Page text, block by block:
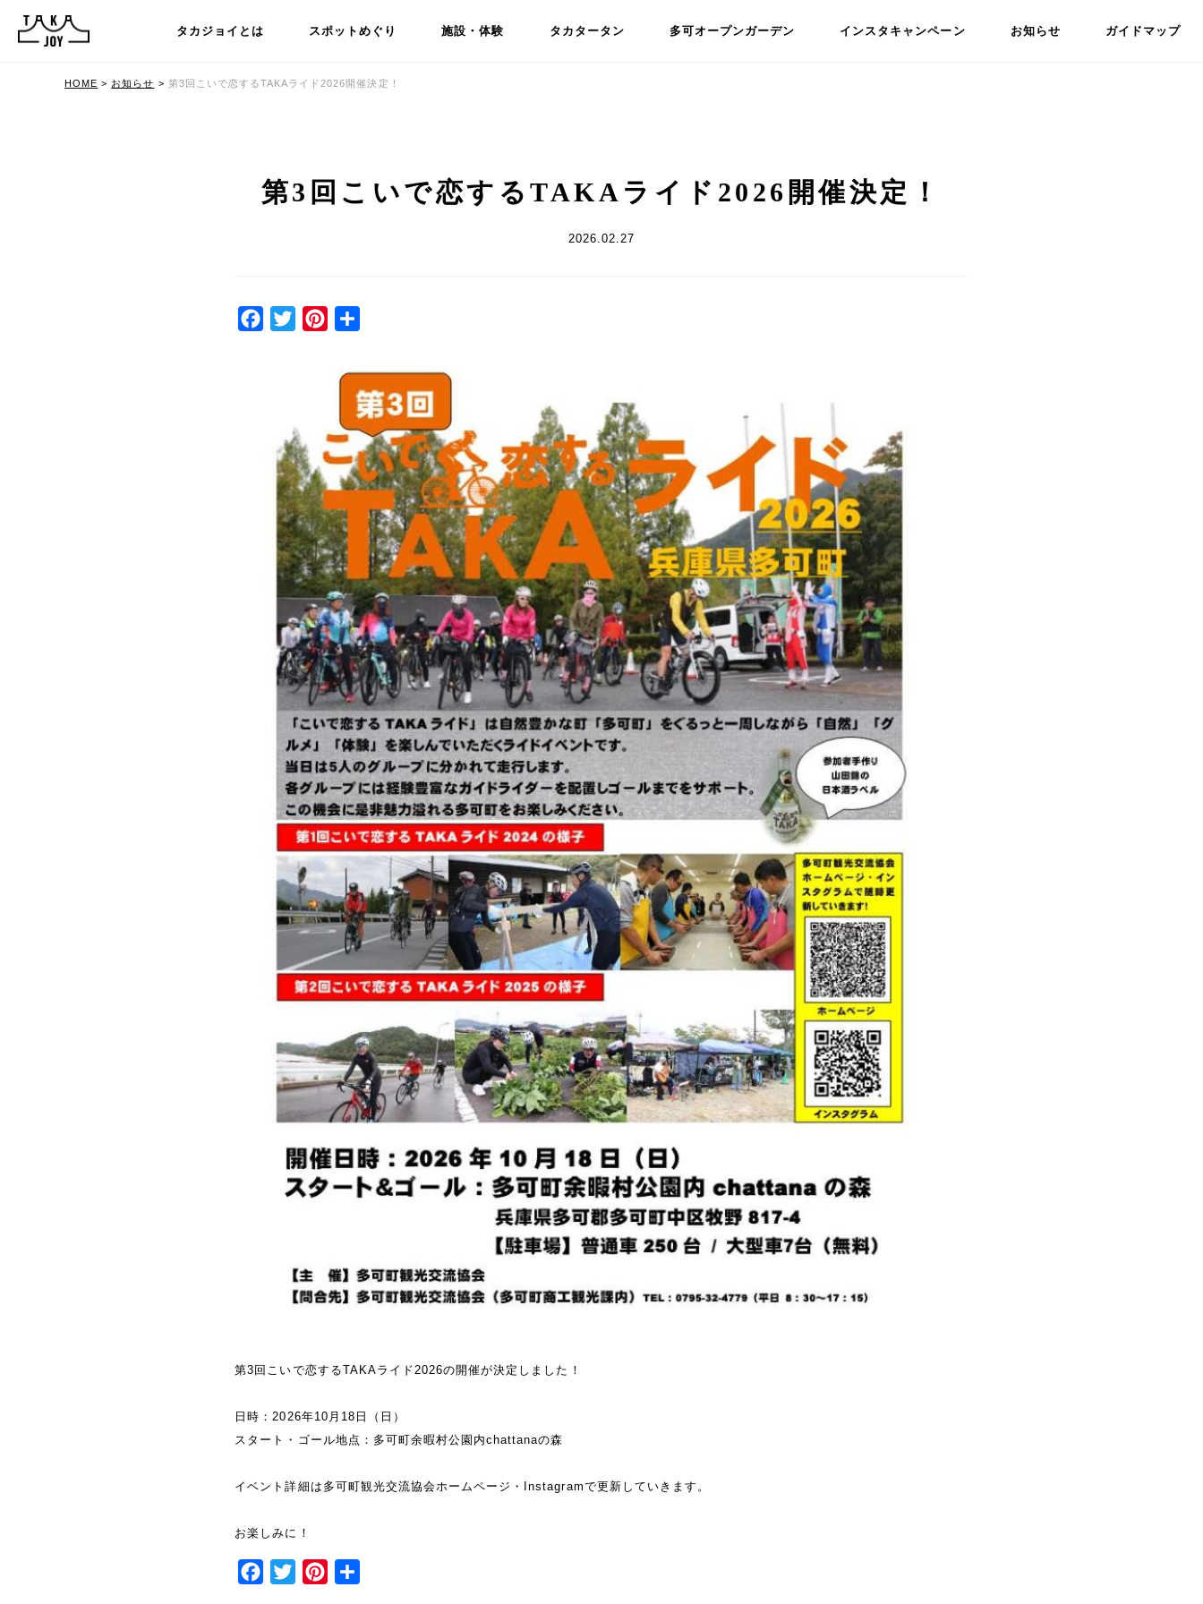
タカジョイとは スポットめぐり 施設・体験 タカタータン 多可オープンガーデン インスタキャンペーン お知らせ ガイドマップ
HOME > お知らせ > 第3回こいで恋するTAKAライド2026開催決定！
第3回こいで恋するTAKAライド2026開催決定！
2026.02.27
Facebook
TwitterPinterest
第3回こいで恋するTAKAライド2026の開催が決定しました！
日時：2026年10月18日（日）
スタート・ゴール地点：多可町余暇村公園内chattanaの森
イベント詳細は多可町観光交流協会ホームページ・Instagramで更新していきます。
お楽しみに！
Facebook
TwitterPinterest